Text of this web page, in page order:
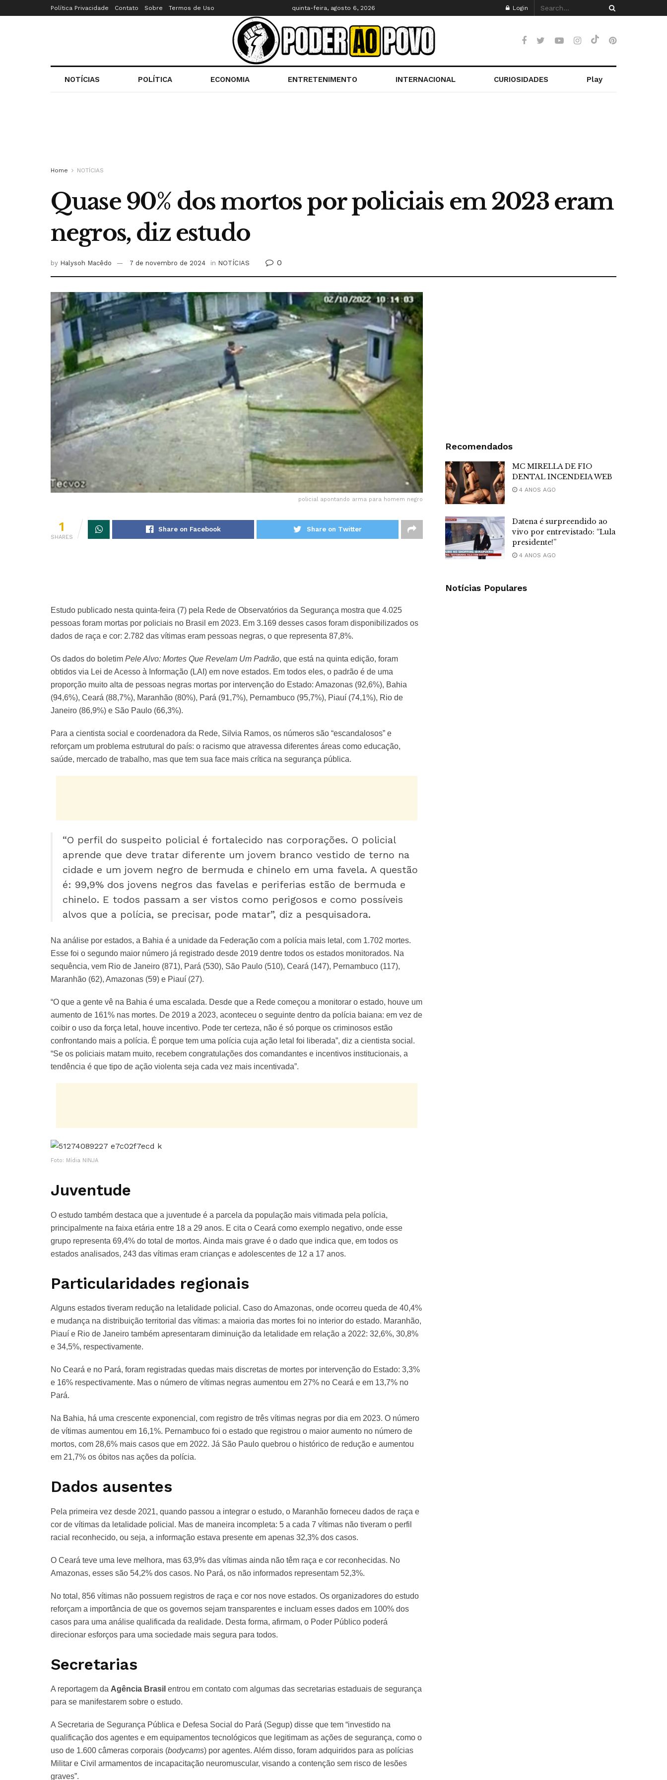
Política Privacidade Contato Sobre Termos de Uso quinta-feira, agosto 6, 2026 Login
NOTÍCIAS POLÍTICA ECONOMIA ENTRETENIMENTO INTERNACIONAL CURIOSIDADES Play
Home NOTÍCIAS
Quase 90% dos mortos por policiais em 2023 eram
negros, diz estudo
by Halysoh Macêdo 7 de novembro de 2024 in NOTÍCIAS 0
policial apontando arma para homem negro
1
SHARES
Share on Facebook Share on Twitter
Estudo publicado nesta quinta-feira (7) pela Rede de Observatórios da Segurança mostra que 4.025
pessoas foram mortas por policiais no Brasil em 2023. Em 3.169 desses casos foram disponibilizados os
dados de raça e cor: 2.782 das vítimas eram pessoas negras, o que representa 87,8%.
Os dados do boletim Pele Alvo: Mortes Que Revelam Um Padrão, que está na quinta edição, foram
obtidos via Lei de Acesso à Informação (LAI) em nove estados. Em todos eles, o padrão é de uma
proporção muito alta de pessoas negras mortas por intervenção do Estado: Amazonas (92,6%), Bahia
(94,6%), Ceará (88,7%), Maranhão (80%), Pará (91,7%), Pernambuco (95,7%), Piauí (74,1%), Rio de
Janeiro (86,9%) e São Paulo (66,3%).
Para a cientista social e coordenadora da Rede, Silvia Ramos, os números são “escandalosos” e
reforçam um problema estrutural do país: o racismo que atravessa diferentes áreas como educação,
saúde, mercado de trabalho, mas que tem sua face mais crítica na segurança pública.
“O perfil do suspeito policial é fortalecido nas corporações. O policial
aprende que deve tratar diferente um jovem branco vestido de terno na
cidade e um jovem negro de bermuda e chinelo em uma favela. A questão
é: 99,9% dos jovens negros das favelas e periferias estão de bermuda e
chinelo. E todos passam a ser vistos como perigosos e como possíveis
alvos que a polícia, se precisar, pode matar”, diz a pesquisadora.
Na análise por estados, a Bahia é a unidade da Federação com a polícia mais letal, com 1.702 mortes.
Esse foi o segundo maior número já registrado desde 2019 dentre todos os estados monitorados. Na
sequência, vem Rio de Janeiro (871), Pará (530), São Paulo (510), Ceará (147), Pernambuco (117),
Maranhão (62), Amazonas (59) e Piauí (27).
“O que a gente vê na Bahia é uma escalada. Desde que a Rede começou a monitorar o estado, houve um
aumento de 161% nas mortes. De 2019 a 2023, aconteceu o seguinte dentro da polícia baiana: em vez de
coibir o uso da força letal, houve incentivo. Pode ter certeza, não é só porque os criminosos estão
confrontando mais a polícia. É porque tem uma polícia cuja ação letal foi liberada”, diz a cientista social.
“Se os policiais matam muito, recebem congratulações dos comandantes e incentivos institucionais, a
tendência é que tipo de ação violenta seja cada vez mais incentivada”.
Foto: Mídia NINJA
Juventude
O estudo também destaca que a juventude é a parcela da população mais vitimada pela polícia,
principalmente na faixa etária entre 18 a 29 anos. E cita o Ceará como exemplo negativo, onde esse
grupo representa 69,4% do total de mortos. Ainda mais grave é o dado que indica que, em todos os
estados analisados, 243 das vítimas eram crianças e adolescentes de 12 a 17 anos.
Particularidades regionais
Alguns estados tiveram redução na letalidade policial. Caso do Amazonas, onde ocorreu queda de 40,4%
e mudança na distribuição territorial das vítimas: a maioria das mortes foi no interior do estado. Maranhão,
Piauí e Rio de Janeiro também apresentaram diminuição da letalidade em relação a 2022: 32,6%, 30,8%
e 34,5%, respectivamente.
No Ceará e no Pará, foram registradas quedas mais discretas de mortes por intervenção do Estado: 3,3%
e 16% respectivamente. Mas o número de vítimas negras aumentou em 27% no Ceará e em 13,7% no
Pará.
Na Bahia, há uma crescente exponencial, com registro de três vítimas negras por dia em 2023. O número
de vítimas aumentou em 16,1%. Pernambuco foi o estado que registrou o maior aumento no número de
mortos, com 28,6% mais casos que em 2022. Já São Paulo quebrou o histórico de redução e aumentou
em 21,7% os óbitos nas ações da polícia.
Dados ausentes
Pela primeira vez desde 2021, quando passou a integrar o estudo, o Maranhão forneceu dados de raça e
cor de vítimas da letalidade policial. Mas de maneira incompleta: 5 a cada 7 vítimas não tiveram o perfil
racial reconhecido, ou seja, a informação estava presente em apenas 32,3% dos casos.
O Ceará teve uma leve melhora, mas 63,9% das vítimas ainda não têm raça e cor reconhecidas. No
Amazonas, esses são 54,2% dos casos. No Pará, os não informados representam 52,3%.
No total, 856 vítimas não possuem registros de raça e cor nos nove estados. Os organizadores do estudo
reforçam a importância de que os governos sejam transparentes e incluam esses dados em 100% dos
casos para uma análise qualificada da realidade. Desta forma, afirmam, o Poder Público poderá
direcionar esforços para uma sociedade mais segura para todos.
Secretarias
A reportagem da Agência Brasil entrou em contato com algumas das secretarias estaduais de segurança
para se manifestarem sobre o estudo.
A Secretaria de Segurança Pública e Defesa Social do Pará (Segup) disse que tem “investido na
qualificação dos agentes e em equipamentos tecnológicos que legitimam as ações de segurança, como o
uso de 1.600 câmeras corporais (bodycams) por agentes. Além disso, foram adquiridos para as polícias
Militar e Civil armamentos de incapacitação neuromuscular, visando a contenção sem risco de lesões
graves”.
Recomendados
MC MIRELLA DE FIO
DENTAL INCENDEIA WEB
4 ANOS AGO
Datena é surpreendido ao
vivo por entrevistado: “Lula
presidente!”
4 ANOS AGO
Notícias Populares